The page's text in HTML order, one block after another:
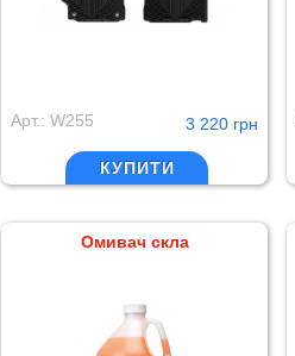
Арт.: W255 3 220 грн
КУПИТИ
Омивач скла